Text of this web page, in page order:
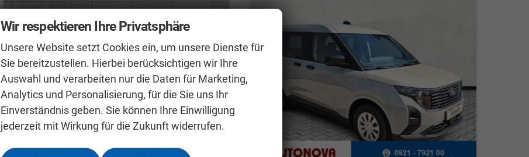
Wir respektieren Ihre Privatsphäre
Unsere Website setzt Cookies ein, um unsere Dienste für
Sie bereitzustellen. Hierbei berücksichtigen wir Ihre
Auswahl und verarbeiten nur die Daten für Marketing,
Analytics und Personalisierung, für die Sie uns Ihr
Einverständnis geben. Sie können Ihre Einwilligung
jederzeit mit Wirkung für die Zukunft widerrufen.